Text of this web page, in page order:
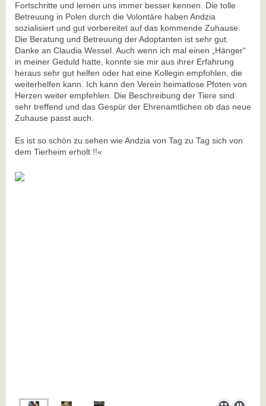
Fortschritte und lernen uns immer besser kennen. Die tolle
Betreuung in Polen durch die Volontäre haben Andzia
sozialisiert und gut vorbereitet auf das kommende Zuhause.
Die Beratung und Betreuung der Adoptanten ist sehr gut.
Danke an Claudia Wessel. Auch wenn ich mal einen „Hänger“
in meiner Geduld hatte, konnte sie mir aus ihrer Erfahrung
heraus sehr gut helfen oder hat eine Kollegin empfohlen, die
weiterhelfen kann. Ich kann den Verein heimatlose Pfoten von
Herzen weiter empfehlen. Die Beschreibung der Tiere sind
sehr treffend und das Gespür der Ehrenamtlichen ob das neue
Zuhause passt auch.
Es ist so schön zu sehen wie Andzia von Tag zu Tag sich von
dem Tierheim erholt !!«